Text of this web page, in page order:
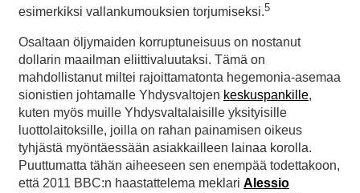
esimerkiksi vallankumouksien torjumiseksi.5
Osaltaan öljymaiden korruptuneisuus on nostanut
dollarin maailman eliittivaluutaksi. Tämä on
mahdollistanut miltei rajoittamatonta hegemonia-asemaa
sionistien johtamalle Yhdysvaltojen keskuspankille,
kuten myös muille Yhdysvaltalaisille yksityisille
luottolaitoksille, joilla on rahan painamisen oikeus
tyhjästä myöntäessään asiakkailleen lainaa korolla.
Puuttumatta tähän aiheeseen sen enempää todettakoon,
että 2011 BBC:n haastattelema meklari Alessio